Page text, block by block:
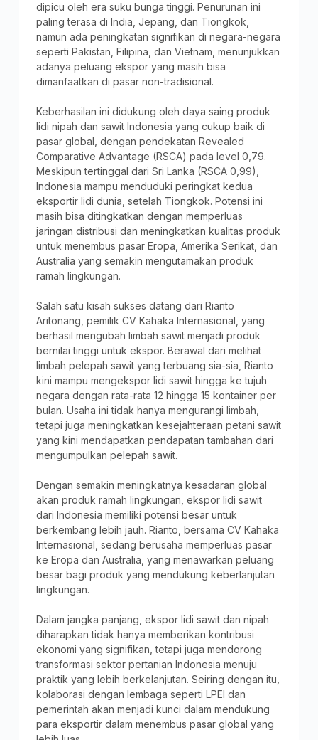
dipicu oleh era suku bunga tinggi. Penurunan ini
paling terasa di India, Jepang, dan Tiongkok,
namun ada peningkatan signifikan di negara-negara
seperti Pakistan, Filipina, dan Vietnam, menunjukkan
adanya peluang ekspor yang masih bisa
dimanfaatkan di pasar non-tradisional.
Keberhasilan ini didukung oleh daya saing produk
lidi nipah dan sawit Indonesia yang cukup baik di
pasar global, dengan pendekatan Revealed
Comparative Advantage (RSCA) pada level 0,79.
Meskipun tertinggal dari Sri Lanka (RSCA 0,99),
Indonesia mampu menduduki peringkat kedua
eksportir lidi dunia, setelah Tiongkok. Potensi ini
masih bisa ditingkatkan dengan memperluas
jaringan distribusi dan meningkatkan kualitas produk
untuk menembus pasar Eropa, Amerika Serikat, dan
Australia yang semakin mengutamakan produk
ramah lingkungan.
Salah satu kisah sukses datang dari Rianto
Aritonang, pemilik CV Kahaka Internasional, yang
berhasil mengubah limbah sawit menjadi produk
bernilai tinggi untuk ekspor. Berawal dari melihat
limbah pelepah sawit yang terbuang sia-sia, Rianto
kini mampu mengekspor lidi sawit hingga ke tujuh
negara dengan rata-rata 12 hingga 15 kontainer per
bulan. Usaha ini tidak hanya mengurangi limbah,
tetapi juga meningkatkan kesejahteraan petani sawit
yang kini mendapatkan pendapatan tambahan dari
mengumpulkan pelepah sawit.
Dengan semakin meningkatnya kesadaran global
akan produk ramah lingkungan, ekspor lidi sawit
dari Indonesia memiliki potensi besar untuk
berkembang lebih jauh. Rianto, bersama CV Kahaka
Internasional, sedang berusaha memperluas pasar
ke Eropa dan Australia, yang menawarkan peluang
besar bagi produk yang mendukung keberlanjutan
lingkungan.
Dalam jangka panjang, ekspor lidi sawit dan nipah
diharapkan tidak hanya memberikan kontribusi
ekonomi yang signifikan, tetapi juga mendorong
transformasi sektor pertanian Indonesia menuju
praktik yang lebih berkelanjutan. Seiring dengan itu,
kolaborasi dengan lembaga seperti LPEI dan
pemerintah akan menjadi kunci dalam mendukung
para eksportir dalam menembus pasar global yang